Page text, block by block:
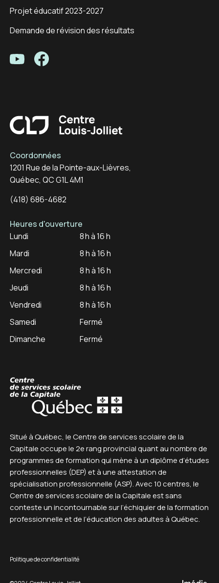
Projet éducatif 2023-2027
Demande de révision des résultats
Centre Louis-Joliet - Youtube
Centre Louis-Joliet - Facebook
Coordonnées
1201 Rue de la Pointe-aux-Lièvres,
Québec, QC G1L 4M1
(418) 686-4682
Heures d'ouverture
Lundi
8 h à 16 h
Mardi
8 h à 16 h
Mercredi
8 h à 16 h
Jeudi
8 h à 16 h
Vendredi
8 h à 16 h
Samedi
Fermé
Dimanche
Fermé
Situé à Québec, le Centre de services scolaire de la
Capitale occupe le 2e rang provincial quant au nombre de
programmes de formation qui mène à un diplôme d’études
professionnelles (DEP) et à une attestation de
spécialisation professionnelle (ASP). Avec 10 centres, le
Centre de services scolaire de la Capitale est sans
conteste un incontournable sur l’échiquier de la formation
professionnelle et de l’éducation des adultes à Québec.
Politique de confidentialité